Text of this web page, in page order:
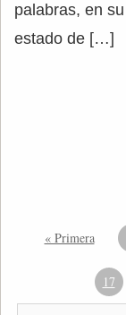
palabras, en
estado de […]
« Primera
17